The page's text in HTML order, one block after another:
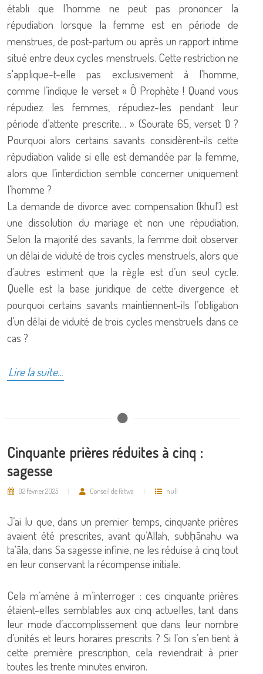
établi que l’homme ne peut pas prononcer la
répudiation lorsque la femme est en période de
menstrues, de post-partum ou après un rapport intime
situé entre deux cycles menstruels. Cette restriction ne
s'applique-t-elle pas exclusivement à l’homme,
comme l’indique le verset « Ô Prophète ! Quand vous
répudiez les femmes, répudiez-les pendant leur
période d’attente prescrite… » (Sourate 65, verset 1) ?
Pourquoi alors certains savants considèrent-ils cette
répudiation valide si elle est demandée par la femme,
alors que l’interdiction semble concerner uniquement
l’homme ?
La demande de divorce avec compensation (khul‘) est
une dissolution du mariage et non une répudiation.
Selon la majorité des savants, la femme doit observer
un délai de viduité de trois cycles menstruels, alors que
d'autres estiment que la règle est d’un seul cycle.
Quelle est la base juridique de cette divergence et
pourquoi certains savants maintiennent-ils l’obligation
d’un délai de viduité de trois cycles menstruels dans ce
cas ?
Lire la suite...
Cinquante prières réduites à cinq :
sagesse
02 février 2025 Conseil de Fatwa null
J’ai lu que, dans un premier temps, cinquante prières
avaient été prescrites, avant qu’Allah, subḥānahu wa
ta'āla, dans Sa sagesse infinie, ne les réduise à cinq tout
en leur conservant la récompense initiale.
Cela m’amène à m’interroger : ces cinquante prières
étaient-elles semblables aux cinq actuelles, tant dans
leur mode d’accomplissement que dans leur nombre
d’unités et leurs horaires prescrits ? Si l’on s’en tient à
cette première prescription, cela reviendrait à prier
toutes les trente minutes environ.